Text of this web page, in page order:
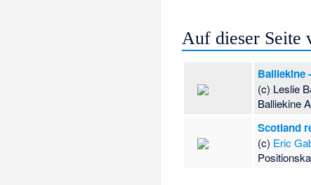
Auf dieser Seite
Balliekine
(c) Leslie
Balliekine
Scotland
(c) Eric